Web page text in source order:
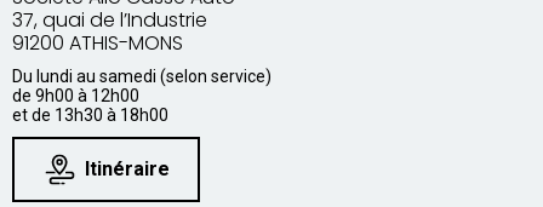
37, quai de l’Industrie
91200 ATHIS-MONS
Du lundi au samedi (selon service)
de 9h00 à 12h00
et de 13h30 à 18h00
Itinéraire